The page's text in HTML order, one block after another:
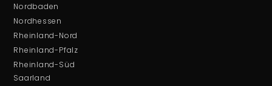
Nordbaden
Nordhessen
Rheinland-Nord
Rheinland-Pfalz
Rheinland-Süd
Saarland